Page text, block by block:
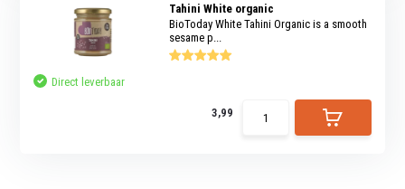
Tahini White organic
BioToday White Tahini Organic is a smooth
sesame p...
Direct leverbaar
3,99